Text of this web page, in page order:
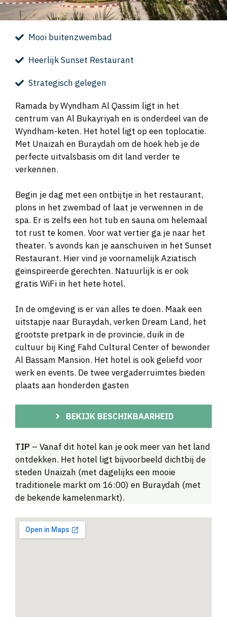
Mooi buitenzwembad
Heerlijk Sunset Restaurant
Strategisch gelegen
Ramada by Wyndham Al Qassim ligt in het
centrum van Al Bukayriyah en is onderdeel van de
Wyndham-keten. Het hotel ligt op een toplocatie.
Met Unaizah en Buraydah om de hoek heb je de
perfecte uitvalsbasis om dit land verder te
verkennen.
Begin je dag met een ontbijtje in het restaurant,
plons in het zwembad of laat je verwennen in de
spa. Er is zelfs een hot tub en sauna om helemaal
tot rust te komen. Voor wat vertier ga je naar het
theater. ’s avonds kan je aanschuiven in het Sunset
Restaurant. Hier vind je voornamelijk Aziatisch
geïnspireerde gerechten. Natuurlijk is er ook
gratis WiFi in het hete hotel.
In de omgeving is er van alles te doen. Maak een
uitstapje naar Buraydah, verken Dream Land, het
grootste pretpark in de provincie, duik in de
cultuur bij King Fahd Cultural Center of bewonder
Al Bassam Mansion. Het hotel is ook geliefd voor
werk en events. De twee vergaderruimtes bieden
plaats aan honderden gasten
BEKIJK BESCHIKBAARHEID
TIP – Vanaf dit hotel kan je ook meer van het land
ontdekken. Het hotel ligt bijvoorbeeld dichtbij de
steden Unaizah (met dagelijks een mooie
traditionele markt om 16:00) en Buraydah (met
de bekende kamelenmarkt).